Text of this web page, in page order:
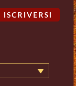
ISCRIVERSI